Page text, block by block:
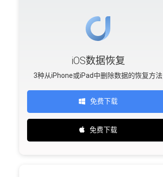
iOS数据恢复
3种从iPhone或iPad中删除数据的恢复方法
免费下载
免费下载